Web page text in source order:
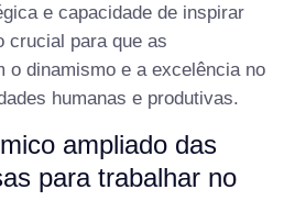
e capacidade de inspirar
crucial para que as
o dinamismo e a excelência no
humanas e produtivas.
ampliado das
para trabalhar no